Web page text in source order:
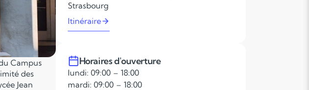
Campus
des
Jean
Strasbourg
Itinéraire
Horaires d'ouverture
lundi: 09:00 – 18:00
mardi: 09:00 – 18:00